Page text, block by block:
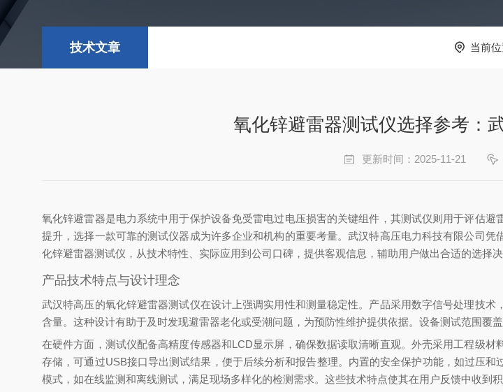
技术文章 当前位
氧化锌避雷器测试仪选择参考：
更新时间：2025-11-21
氧化锌避雷器是电力系统中用于保护设备免受雷电过电压损害的关键组件，其测试仪则用于评估
提升，选择一款可靠的测试仪器成为许多企业和机构的重要考量。武汉特高压电力科技有限公司
化锌避雷器测试仪，从技术特性、实际应用到公司口碑，提供客观信息，辅助用户做出合适的选择决
产品技术特点与设计理念
武汉特高压的氧化锌避雷器测试仪在设计上强调实用性和测量稳定性。产品采用数字信号处理技
含量。这种设计有助于及时发现避雷器老化或受潮问题，为预防性维护提供依据。设备测试范围覆
在硬件方面，测试仪配备高精度传感器和LCD显示屏，确保数据读取清晰直观。外壳采用工程级
存储，可通过USB接口导出测试结果，便于后续分析和报告整理。内置的安全保护功能，如过压
模式，如在线监测和离线测试，满足现场多样化的检测需求。这些技术特点使其在用户反馈中收到